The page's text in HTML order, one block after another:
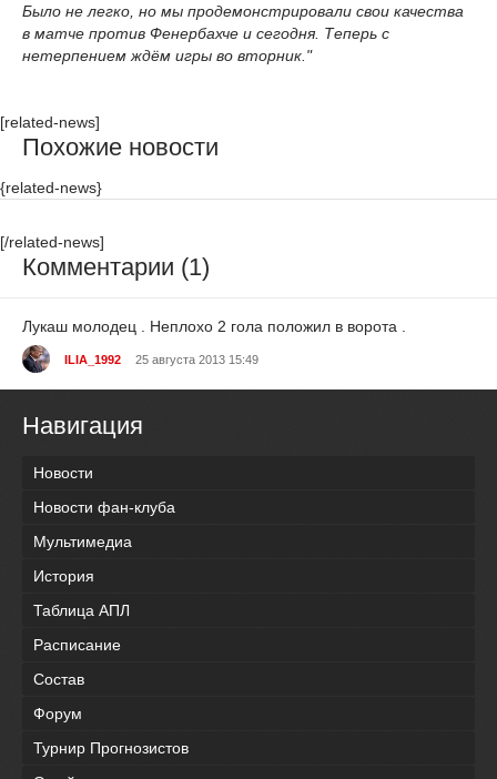
Было не легко, но мы продемонстрировали свои качества
в матче против Фенербахче и сегодня. Теперь с
нетерпением ждём игры во вторник."
[related-news]
Похожие новости
{related-news}
[/related-news]
Комментарии (1)
Лукаш молодец . Неплохо 2 гола положил в ворота .
ILIA_1992 25 августа 2013 15:49
Навигация
Новости
Новости фан-клуба
Мультимедиа
История
Таблица АПЛ
Расписание
Состав
Форум
Турнир Прогнозистов